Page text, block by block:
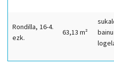
Rondilla, 16-4.
ezk.
63,13 m²